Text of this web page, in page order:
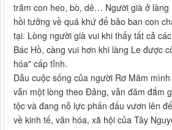
trăm con heo, bò, dê… Người già ở làng
hồi tưởng về quá khứ để bảo ban con
tại. Lòng người già vui khi thấy tất cả
Bác Hồ, càng vui hơn khi làng Le được
hóa" cấp tỉnh.
Dẫu cuộc sống của người Rơ Măm
vẫn một lòng theo Đảng, vẫn đăm đắm
tộc và đang nỗ lực phấn đấu vươn lên
về kinh tế, văn hóa, xã hội của Tây